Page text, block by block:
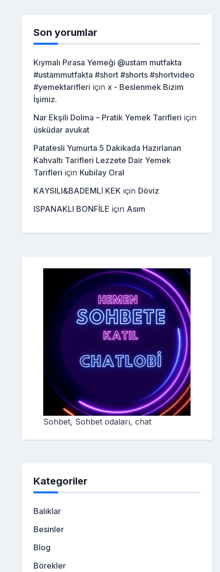
Son yorumlar
Kıymalı Pırasa Yemeği @ustam mutfakta
#ustammutfakta #short #shorts #shortvideo
#yemektarifleri için x - Beslenmek Bizim
İşimiz.
Nar Ekşili Dolma – Pratik Yemek Tarifleri için
üsküdar avukat
Patatesli Yumurta 5 Dakikada Hazırlanan
Kahvaltı Tarifleri Lezzete Dair Yemek
Tarifleri için Kubilay Oral
KAYSILI&BADEMLİ KEK için Döviz
ISPANAKLI BONFİLE için Asım
Sohbet, Sohbet odaları, chat
Kategoriler
Balıklar
Besinler
Blog
Börekler